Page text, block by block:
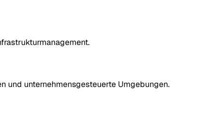
und unternehmensgesteuerte Umgebungen.